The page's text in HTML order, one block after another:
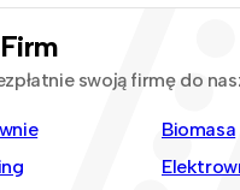
swoją firmę do
Biomasa